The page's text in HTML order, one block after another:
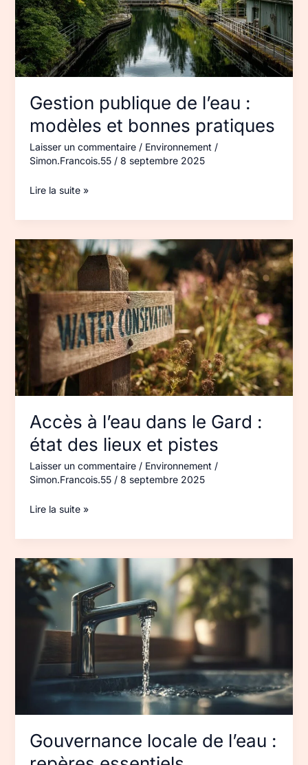
Gestion publique de l’eau :
modèles et bonnes pratiques
Laisser un commentaire / Environnement /
Simon.Francois.55 / 8 septembre 2025
modèles
et
bonnes
pratiques
Lire la suite »
Accès à l’eau dans le Gard :
état des lieux et pistes
Laisser un commentaire / Environnement /
Simon.Francois.55 / 8 septembre 2025
Accès
à
l’eau
dans
Gard
:
état
des
lieux
pistes
Lire la suite »
Gouvernance locale de l’eau :
Gouvernance
locale
de
l’eau
repères
essentiels